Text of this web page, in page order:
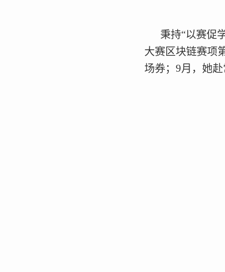
秉持“以赛促
大赛区块链赛项
场券；9月，她